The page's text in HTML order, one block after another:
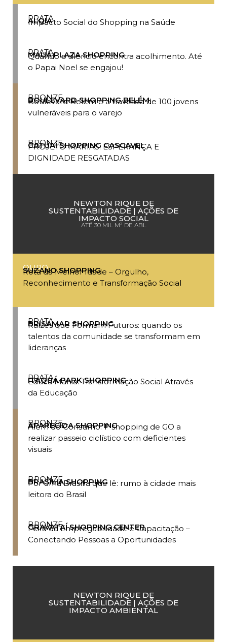
PRATA
ALQIA
Impacto Social do Shopping na Saúde
PRATA
MAUÁ PLAZA SHOPPING
Quando o silêncio encontra acolhimento. Até
o Papai Noel se engajou!
BRONZE
BOULEVARD SHOPPING BELÉM
Boulevard Belém e a travessia de 100 jovens
vulneráveis para o varejo
BRONZE
CATUAÍ SHOPPING CASCAVEL
PROJETO MARIAS: ESPERANÇA E
DIGNIDADE RESGATADAS
NEWTON RIQUE DE
SUSTENTABILIDADE | AÇÕES DE
IMPACTO SOCIAL
ATÉ 30 MIL M² DE ABL
OURO
SUZANO SHOPPING
Rota da Melhor Idade – Orgulho,
Reconhecimento e Transformação Social
PRATA
BRISAMAR SHOPPING
Raízes que Formam Futuros: quando os
talentos da comunidade se transformam em
lideranças
PRATA
ITAQUÁ PARK SHOPPING
Educa Mania: Transformação Social Através
da Educação
BRONZE
APARECIDA SHOPPING
Além do Consumo: 1º shopping de GO a
realizar passeio ciclístico com deficientes
visuais
BRONZE
BRASÍLIA SHOPPING
Por uma Brasília que lê: rumo à cidade mais
leitora do Brasil
BRONZE
GRAVATAÍ SHOPPING CENTER
Feira da Empregabilidade e Capacitação –
Conectando Pessoas a Oportunidades
NEWTON RIQUE DE
SUSTENTABILIDADE | AÇÕES DE
IMPACTO AMBIENTAL